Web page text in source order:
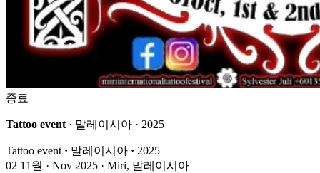
종료
Tattoo event · 말레이시아 · 2025
Tattoo event · 말레이시아 · 2025
02 11월 · Nov 2025 · Miri, 말레이시아